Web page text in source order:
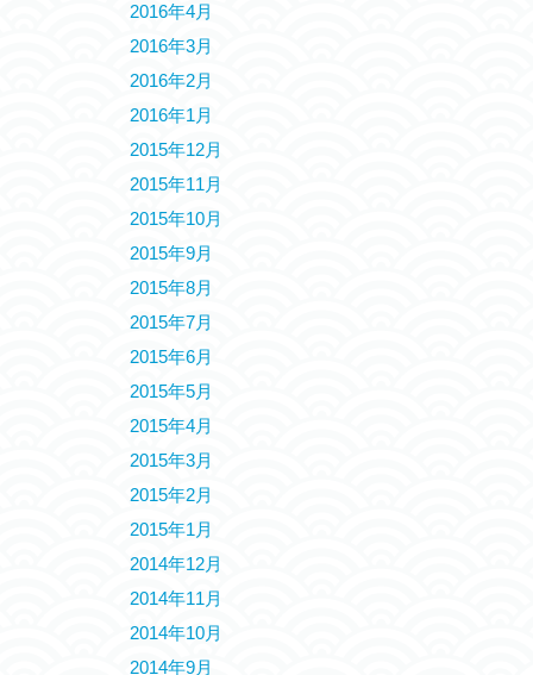
2016年4月
2016年3月
2016年2月
2016年1月
2015年12月
2015年11月
2015年10月
2015年9月
2015年8月
2015年7月
2015年6月
2015年5月
2015年4月
2015年3月
2015年2月
2015年1月
2014年12月
2014年11月
2014年10月
2014年9月